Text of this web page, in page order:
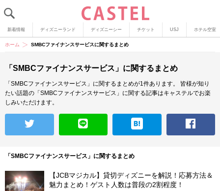
新着情報 ディズニーランド ディズニーシー チケット USJ ホテル空室
ホーム SMBCファイナンスサービスに関するまとめ
「SMBCファイナンスサービス」に関するまとめ
「SMBCファイナンスサービス」に関するまとめが1件あります。
皆様が知り
たい話題の「SMBCファイナンスサービス」に関する記事はキャステルでお楽
しみいただけます。
「SMBCファイナンスサービス」に関するまとめ
【JCBマジカル】貸切ディズニーを解説！応募方法＆
魅力まとめ！ゲスト人数は普段の2割程度！